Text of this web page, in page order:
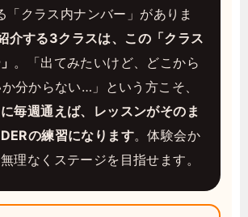
「クラス内ナンバー」がありま
介する3クラスは、この「クラス
。「出てみたいけど、どこから
分からない…」という方こそ、
毎週通えば、レッスンがそのま
の練習になります。体験会か
理なくステージを目指せます。